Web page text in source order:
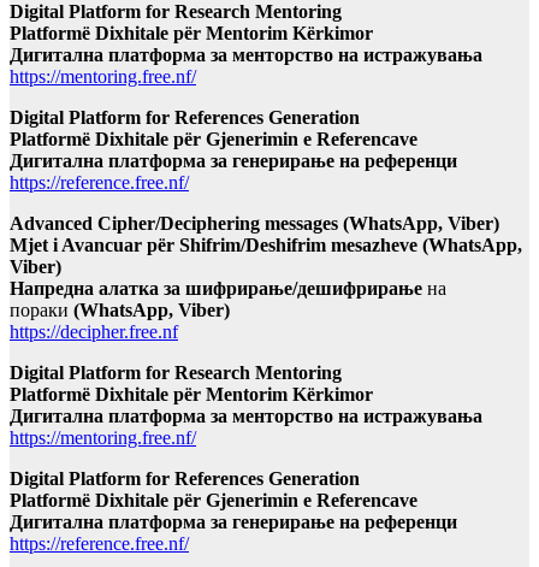
Digital Platform for Research Mentoring
Platformë Dixhitale për Mentorim Kërkimor
Дигитална платформа за менторство на истражувања
https://mentoring.free.nf/
Digital Platform for References Generation
Platformë Dixhitale për Gjenerimin e Referencave
Дигитална платформа за генерирање на референци
https://reference.free.nf/
Advanced Cipher/Deciphering messages (WhatsApp, Viber)
Mjet i Avancuar për Shifrim/Deshifrim mesazheve (WhatsApp,
Viber)
Напредна алатка за шифрирање/дешифрирање на
пораки (WhatsApp, Viber)
https://decipher.free.nf
Digital Platform for Research Mentoring
Platformë Dixhitale për Mentorim Kërkimor
Дигитална платформа за менторство на истражувања
https://mentoring.free.nf/
Digital Platform for References Generation
Platformë Dixhitale për Gjenerimin e Referencave
Дигитална платформа за генерирање на референци
https://reference.free.nf/